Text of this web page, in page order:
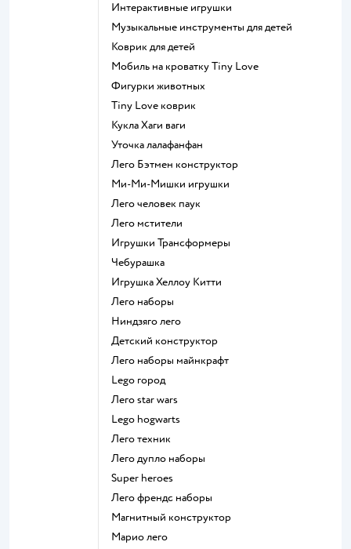
Интерактивные игрушки
Музыкальные инструменты для детей
Коврик для детей
Мобиль на кроватку Tiny Love
Фигурки животных
Tiny Love коврик
Кукла Хаги ваги
Уточка лалафанфан
Лего Бэтмен конструктор
Ми-Ми-Мишки игрушки
Лего человек паук
Лего мстители
Игрушки Трансформеры
Чебурашка
Игрушка Хеллоу Китти
Лего наборы
Ниндзяго лего
Детский конструктор
Лего наборы майнкрафт
Lego город
Лего star wars
Lego hogwarts
Лего техник
Лего дупло наборы
Super heroes
Лего френдс наборы
Магнитный конструктор
Марио лего